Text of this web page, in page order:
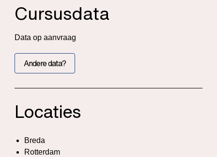
Cursusdata
Data op aanvraag
Andere data?
Locaties
Breda
Rotterdam